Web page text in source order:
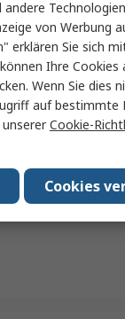
Auf Lager
0201 Gehäuse
mm, 2.20 GHz
andere
von Werbung
erklären Sie sich
Ihre
Wenn Sie dies
auf bestimmte
Cookie-
Cookies